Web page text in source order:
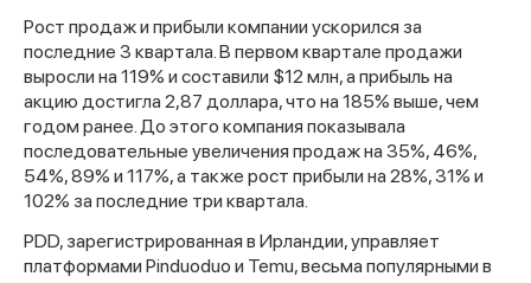
Рост продаж и прибыли компании ускорился за
последние 3 квартала. В первом квартале продажи
выросли на 119% и составили $12 млн, а прибыль на
акцию достигла 2,87 доллара, что на 185% выше, чем
годом ранее. До этого компания показывала
последовательные увеличения продаж на 35%, 46%,
54%, 89% и 117%, а также рост прибыли на 28%, 31% и
102% за последние три квартала.
PDD, зарегистрированная в Ирландии, управляет
платформами Pinduoduo и Temu, весьма популярными в